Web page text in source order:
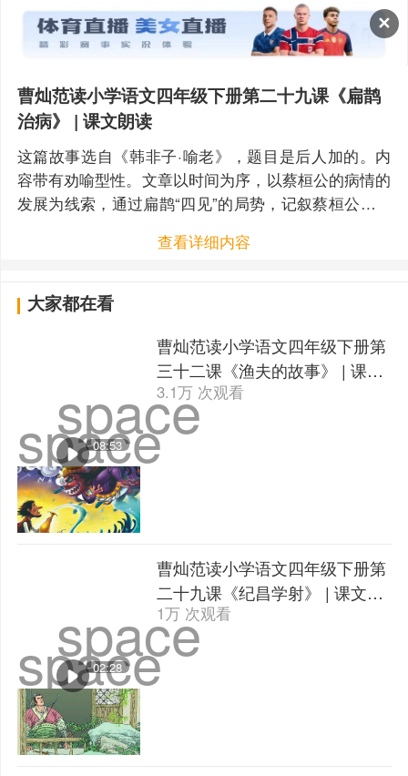
✕
曹灿范读小学语文四年级下册第二十九课《扁鹊
治病》 | 课文朗读
这篇故事选自《韩非子·喻老》，题目是后人加的。内
容带有劝喻型性。文章以时间为序，以蔡桓公的病情的
发展为线索，通过扁鹊“四见”的局势，记叙蔡桓公因讳
查看详细内容
大家都在看
space
space
08:53
曹灿范读小学语文四年级下册第
三十二课《渔夫的故事》 | 课文
朗读
3.1万 次观看
space
space
02:28
曹灿范读小学语文四年级下册第
二十九课《纪昌学射》 | 课文朗
读
1万 次观看